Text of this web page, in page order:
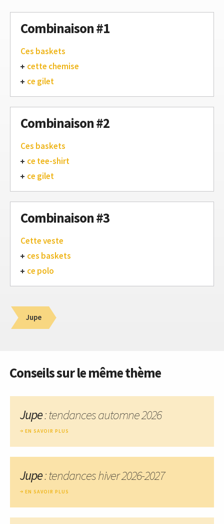
Combinaison #1
Ces baskets
cette chemise
ce gilet
Combinaison #2
Ces baskets
ce tee-shirt
ce gilet
Combinaison #3
Cette veste
ces baskets
ce polo
Jupe
Conseils sur le même thème
Jupe: tendances automne 2026
EN SAVOIR PLUS
Jupe: tendances hiver 2026-2027
EN SAVOIR PLUS